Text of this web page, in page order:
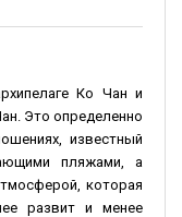
Ко Чан и
Это определенно
известный
пляжами, а
которая
развит и менее